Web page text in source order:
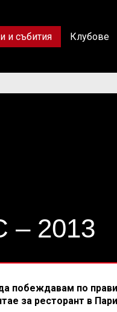
и събития Клубове
– 2013
побеждавам по
за ресторант в